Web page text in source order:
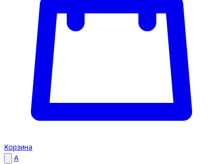
Корзина
A